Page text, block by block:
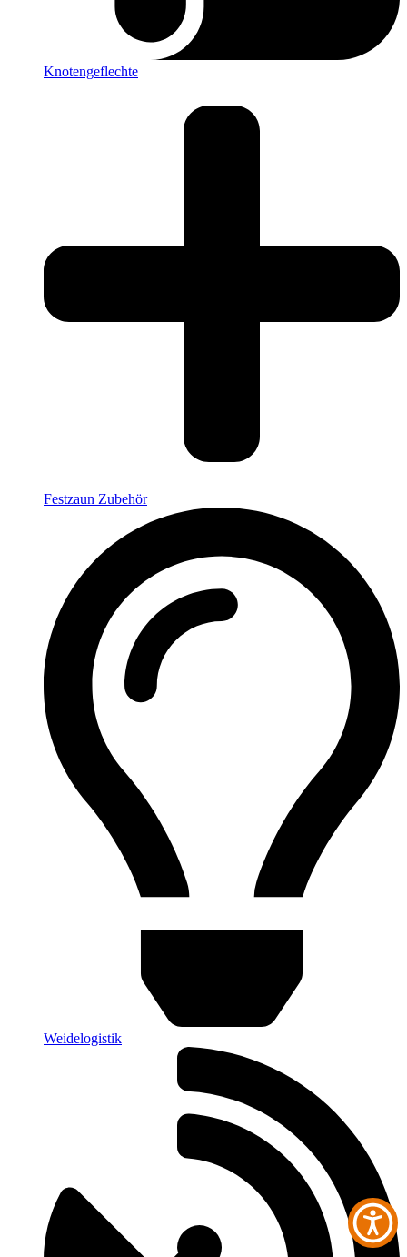
Knotengeflechte
Festzaun Zubehör
Weidelogistik